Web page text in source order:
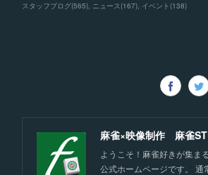
スタッフブログ(565) ニュース(167) イベント (138)
ようこそ！麻雀好きが集ま
公式ホームページです。 通